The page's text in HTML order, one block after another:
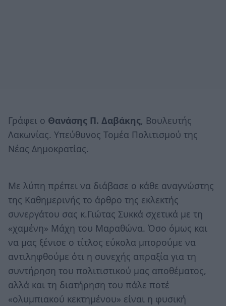
Γράφει ο Θανάσης Π. Δαβάκης, Βουλευτής
Λακωνίας. Υπεύθυνος Τομέα Πολιτισμού της
Νέας Δημοκρατίας.
Με λύπη πρέπει να διάβασε ο κάθε αναγνώστης
της Καθημερινής το άρθρο της εκλεκτής
συνεργάτου σας κ.Γιώτας Συκκά σχετικά με τη
«χαμένη» Μάχη του Μαραθώνα. Όσο όμως και
να μας ξένισε ο τίτλος εύκολα μπορούμε να
αντιληφθούμε ότι η συνεχής απραξία για τη
συντήρηση του πολιτιστικού μας αποθέματος,
αλλά και τη διατήρηση του πάλε ποτέ
«ολυμπιακού κεκτημένου» είναι η φυσική